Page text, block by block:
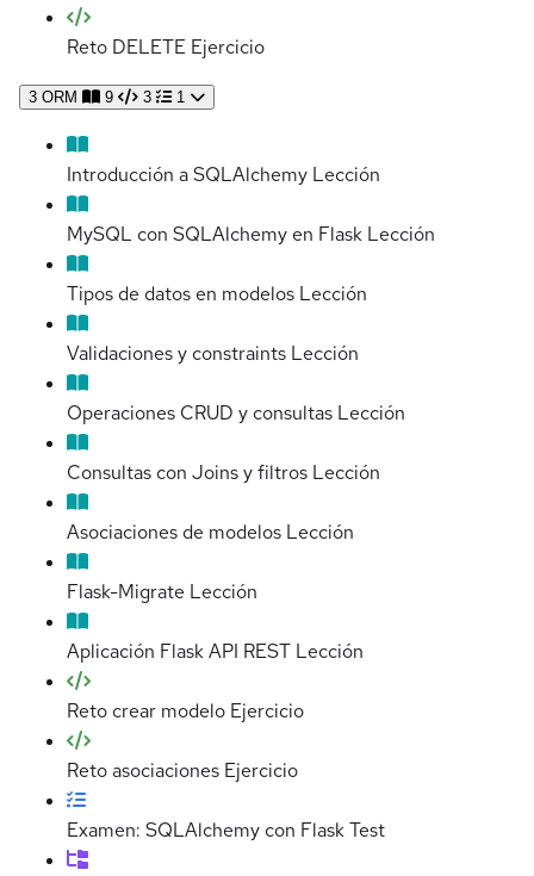
Reto DELETE Ejercicio
3 ORM 9 3 1
Introducción a SQLAlchemy Lección
MySQL con SQLAlchemy en Flask Lección
Tipos de datos en modelos Lección
Validaciones y constraints Lección
Operaciones CRUD y consultas Lección
Consultas con Joins y filtros Lección
Asociaciones de modelos Lección
Flask-Migrate Lección
Aplicación Flask API REST Lección
Reto crear modelo Ejercicio
Reto asociaciones Ejercicio
Examen: SQLAlchemy con FlaskTest